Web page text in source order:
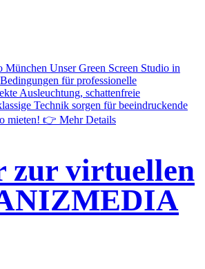
zur virtuellen